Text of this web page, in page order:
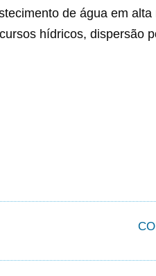
de água em
hídricos, dispersão